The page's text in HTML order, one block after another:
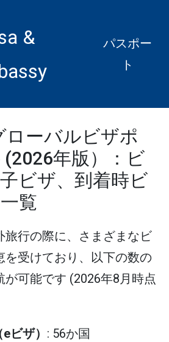
&
パスポー
ト
ローバルビザポ
(2026年版）：ビ
ビザ、到着時ビ
覧
旅行の際に、さまざまなビ
を受けており、以下の数の
が可能です (2026年8月時点
ビザ） : 56か国